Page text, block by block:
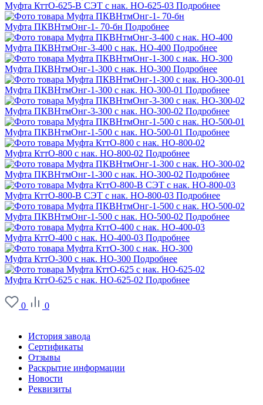
Муфта КттО-625-В СЭТ с нак. НО-625-03 Подробнее
Муфта ПКВНтмОнг-1- 70-бн Подробнее
Муфта ПКВНтмОнг-3-400 с нак. НО-400 Подробнее
Муфта ПКВНтмОнг-1-300 с нак. НО-300 Подробнее
Муфта ПКВНтмОнг-1-300 с нак. НО-300-01 Подробнее
Муфта ПКВНтмОнг-3-300 с нак. НО-300-02 Подробнее
Муфта ПКВНтмОнг-1-500 с нак. НО-500-01 Подробнее
Муфта КттО-800 с нак. НО-800-02 Подробнее
Муфта ПКВНтмОнг-1-300 с нак. НО-300-02 Подробнее
Муфта КттО-800-В СЭТ с нак. НО-800-03 Подробнее
Муфта ПКВНтмОнг-1-500 с нак. НО-500-02 Подробнее
Муфта КттО-400 с нак. НО-400-03 Подробнее
Муфта КттО-300 с нак. НО-300 Подробнее
Муфта КттО-625 с нак. НО-625-02 Подробнее
0
0
История завода
Сертификаты
Отзывы
Раскрытие информации
Новости
Реквизиты